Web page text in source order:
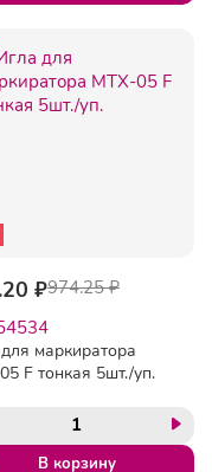
₽974.25 ₽
маркиратора
F тонкая 5шт./уп.